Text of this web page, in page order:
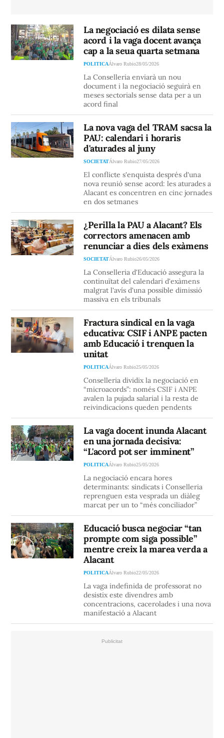
La negociació es dilata sense
acord i la vaga docent avança
cap a la seua quarta setmana
POLITICAÁlvaro Rubio28/05/2026
La Conselleria enviarà un nou
document i la negociació seguirà en
meses sectorials sense data per a un
acord final
La nova vaga del TRAM sacsa la
PAU: calendari i horaris
d'aturades al juny
SOCIETATÁlvaro Rubio27/05/2026
El conflicte s'enquista després d'una
nova reunió sense acord: les aturades a
Alacant es concentren en cinc jornades
en dos setmanes
¿Perilla la PAU a Alacant? Els
correctors amenacen amb
renunciar a dies dels exàmens
SOCIETATÁlvaro Rubio26/05/2026
La Conselleria d'Educació assegura la
continuïtat del calendari d'exàmens
malgrat l'avís d'una possible dimissió
massiva en els tribunals
Fractura sindical en la vaga
educativa: CSIF i ANPE pacten
amb Educació i trenquen la
unitat
POLITICAÁlvaro Rubio25/05/2026
Conselleria dividix la negociació en
“microacords”: només CSIF i ANPE
avalen la pujada salarial i la resta de
reivindicacions queden pendents
La vaga docent inunda Alacant
en una jornada decisiva:
“L'acord pot ser imminent”
POLITICAÁlvaro Rubio25/05/2026
La negociació encara hores
determinants: sindicats i Conselleria
reprenguen esta vesprada un diàleg
marcat per un to “més conciliador”
Educació busca negociar “tan
prompte com siga possible”
mentre creix la marea verda a
Alacant
POLITICAÁlvaro Rubio22/05/2026
La vaga indefinida de professorat no
desistix este divendres amb
concentracions, cacerolades i una nova
manifestació a Alacant